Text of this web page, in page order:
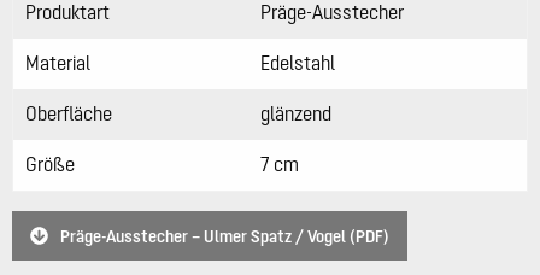
Produktart Präge-Ausstecher
Material Edelstahl
Oberfläche glänzend
Größe 7 cm
Präge-Ausstecher – Ulmer Spatz / Vogel (PDF)